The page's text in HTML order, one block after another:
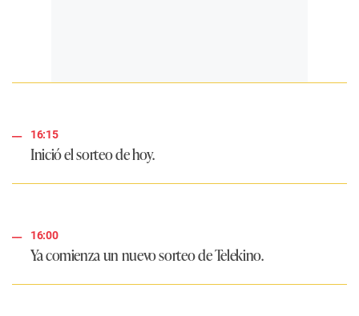
16:15
Inició el sorteo de hoy.
16:00
Ya comienza un nuevo sorteo deTelekino.